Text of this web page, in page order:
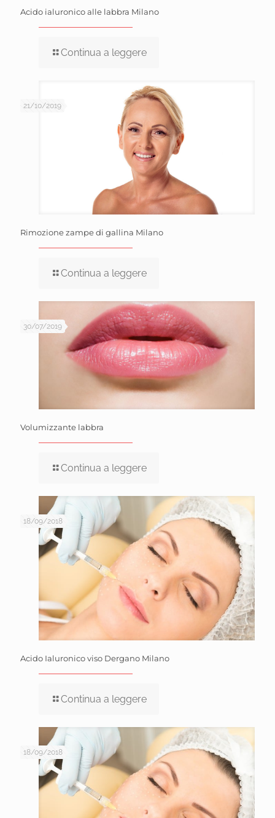
Acido ialuronico alle labbra Milano
Continua a leggere
21/10/2019
Rimozione zampe di gallina Milano
Continua a leggere
30/07/2019
Volumizzante labbra
Continua a leggere
18/09/2018
Acido Ialuronico viso Dergano Milano
Continua a leggere
18/09/2018